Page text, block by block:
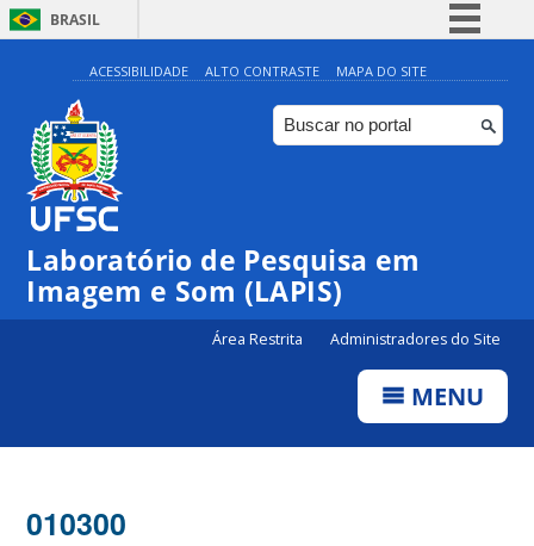
BRASIL
Simplifique!
Comunica BR
Participe
Canais
ACESSIBILIDADE ALTO CONTRASTE MAPA DO SITE
Laboratório de Pesquisa em
Imagem e Som (LAPIS)
Área Restrita Administradores do Site
MENU
010300